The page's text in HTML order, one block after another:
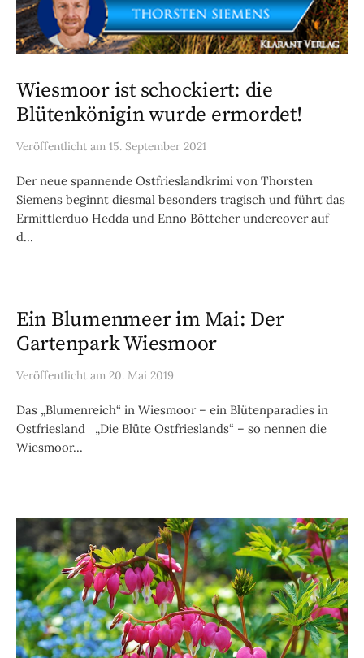
Wiesmoor ist schockiert: die
Blütenkönigin wurde ermordet!
Veröffentlicht am 15. September 2021
Der neue spannende Ostfrieslandkrimi von Thorsten
Siemens beginnt diesmal besonders tragisch und führt das
Ermittlerduo Hedda und Enno Böttcher undercover auf
d...
Ein Blumenmeer im Mai: Der
Gartenpark Wiesmoor
Veröffentlicht am 20. Mai 2019
Das „Blumenreich“ in Wiesmoor – ein Blütenparadies in
Ostfriesland „Die Blüte Ostfrieslands“ – so nennen die
Wiesmoor...